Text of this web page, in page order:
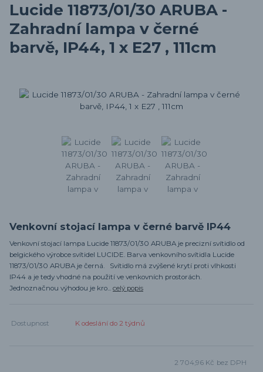
Lucide 11873/01/30 ARUBA -
Zahradní lampa v černé
barvě, IP44, 1 x E27 , 111cm
Venkovní stojací lampa v černé barvě IP44
Venkovní stojací lampa Lucide 11873/01/30 ARUBA je precizní svítidlo od
belgického výrobce svítidel LUCIDE. Barva venkovního svítidla Lucide
11873/01/30 ARUBA je černá. Svítidlo má zvýšené krytí proti vlhkosti
IP44 a je tedy vhodné na použití ve venkovních prostorách.
Jednoznačnou výhodou je kro... celý popis
Dostupnost K odeslání do 2 týdnů
2 704,96 Kč bez DPH